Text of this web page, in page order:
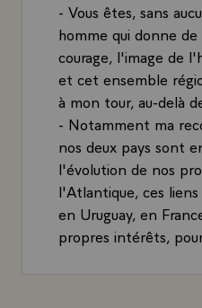
- Vous êtes, sans
homme qui donne
courage, l'image de
et cet ensemble
à mon tour, au-delà
- Notamment ma
nos deux pays sont
l'évolution de nos
l'Atlantique, ces
en Uruguay, en
propres intérêts,
régionale réussie
naturellement et